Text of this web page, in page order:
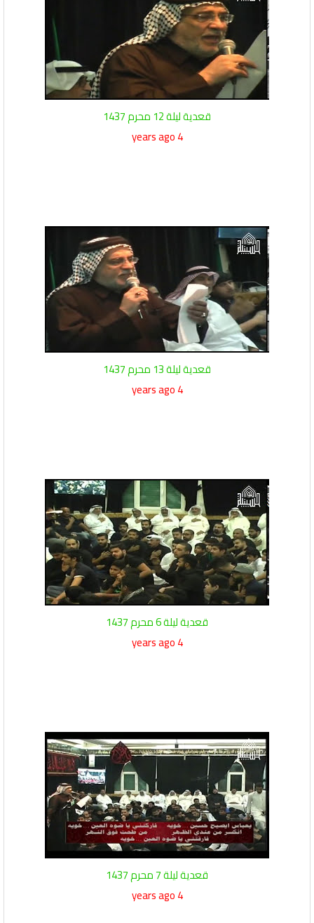
قعدية ليلة 12 محرم 1437
4 years ago
قعدية ليلة 13 محرم 1437
4 years ago
قعدية ليلة 6 محرم 1437
4 years ago
قعدية ليلة 7 محرم 1437
4 years ago